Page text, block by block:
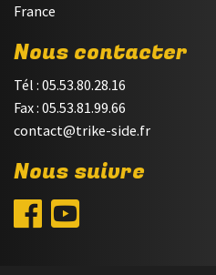
France
Nous contacter
Tél : 05.53.80.28.16
Fax : 05.53.81.99.66
contact@trike-side.fr
Nous suivre